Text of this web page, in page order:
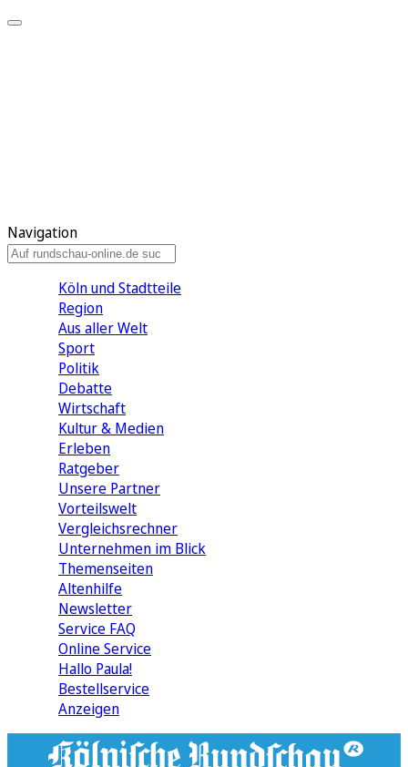
Navigation
Köln und Stadtteile
Region
Aus aller Welt
Sport
Politik
Debatte
Wirtschaft
Kultur & Medien
Erleben
Ratgeber
Unsere Partner
Vorteilswelt
Vergleichsrechner
Unternehmen im Blick
Themenseiten
Altenhilfe
Newsletter
Service FAQ
Online Service
Hallo Paula!
Bestellservice
Anzeigen